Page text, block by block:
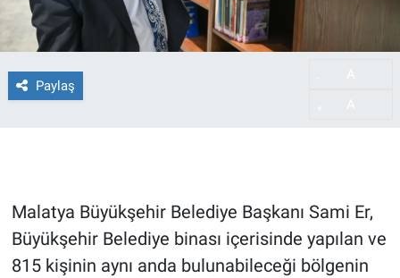
Paylaş
Malatya Büyükşehir Belediye Başkanı Sami Er,
Büyükşehir Belediye binası içerisinde yapılan ve
815 kişinin aynı anda bulunabileceği bölgenin